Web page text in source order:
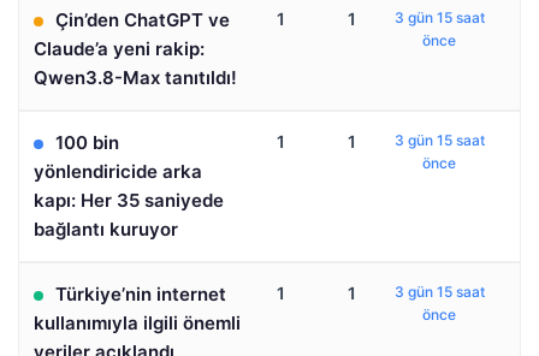
Çin’den ChatGPT ve
Claude’a yeni rakip:
Qwen3.8-Max tanıtıldı!
1 1
3 gün 15 saat
önce
100 bin
yönlendiricide arka
kapı: Her 35 saniyede
bağlantı kuruyor
1 1
3 gün 15 saat
önce
Türkiye’nin internet
kullanımıyla ilgili önemli
1 1
3 gün 15 saat
önce